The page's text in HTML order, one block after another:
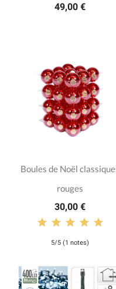
49,00 €
Boules de Noël
rouges
30,00 €
5/5 (1 notes)